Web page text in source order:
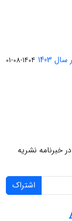
1403
1404-08-01
خبرنامه نشریه
اشتراک